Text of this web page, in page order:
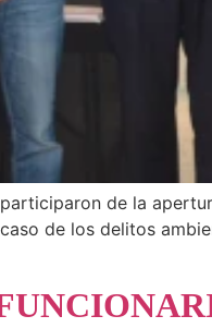
de la
de los delitos